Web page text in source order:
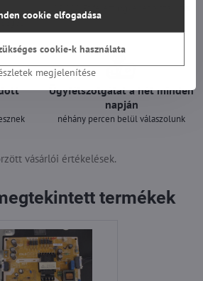
Ügyfélszolgálat a hét minden
napján
néhány percen belül válaszolunk
vásárlói értékelések.
termékek
megjelenítése
cookie elfogadása
cookie-k használata